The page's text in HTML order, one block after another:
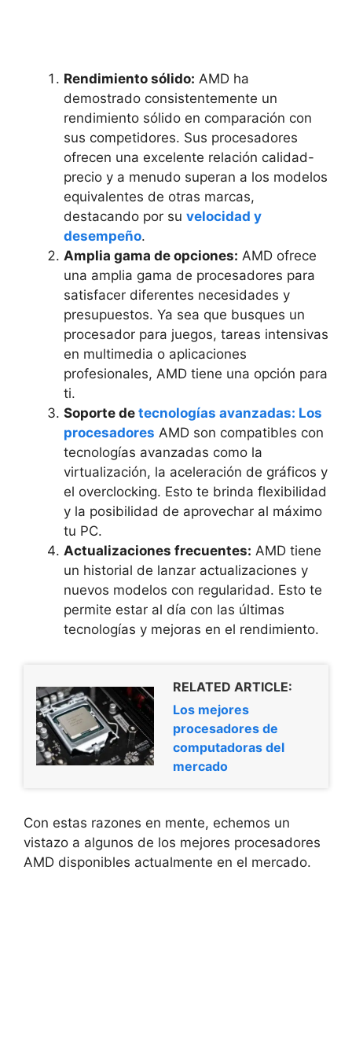
Rendimiento sólido: AMD ha
demostrado consistentemente un
rendimiento sólido en comparación con
sus competidores. Sus procesadores
ofrecen una excelente relación calidad-
precio y a menudo superan a los modelos
equivalentes de otras marcas,
destacando por su velocidad y
desempeño.
Amplia gama de opciones: AMD ofrece
una amplia gama de procesadores para
satisfacer diferentes necesidades y
presupuestos. Ya sea que busques un
procesador para juegos, tareas intensivas
en multimedia o aplicaciones
profesionales, AMD tiene una opción para
ti.
Soporte de tecnologías avanzadas: Los
procesadores AMD son compatibles con
tecnologías avanzadas como la
virtualización, la aceleración de gráficos y
el overclocking. Esto te brinda flexibilidad
y la posibilidad de aprovechar al máximo
tu PC.
Actualizaciones frecuentes: AMD tiene
un historial de lanzar actualizaciones y
nuevos modelos con regularidad. Esto te
permite estar al día con las últimas
tecnologías y mejoras en el rendimiento.
RELATED ARTICLE:
Los mejores
procesadores de
computadoras del
mercado
Con estas razones en mente, echemos un
vistazo a algunos de los mejores procesadores
AMD disponibles actualmente en el mercado.